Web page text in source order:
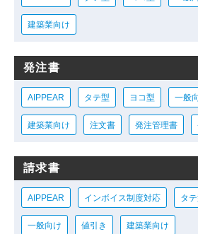
建築業向け
発注書
AIPPEAR タテ型 ヨコ型 一般
建築業向け 注文書 発注管理書
請求書
AIPPEAR インボイス制度対応 タ
一般向け 値引き 建築業向け